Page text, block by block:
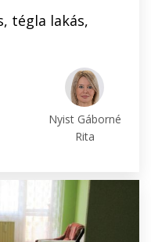
tégla lakás,
Nyist Gáborné
Rita